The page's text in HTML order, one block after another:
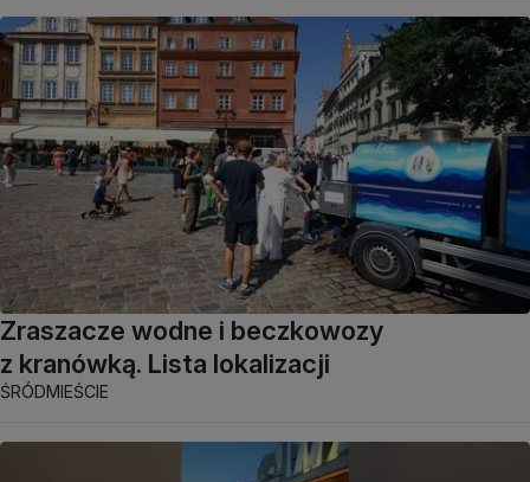
Zraszacze wodne i beczkowozy
z kranówką. Lista lokalizacji
ŚRÓDMIEŚCIE